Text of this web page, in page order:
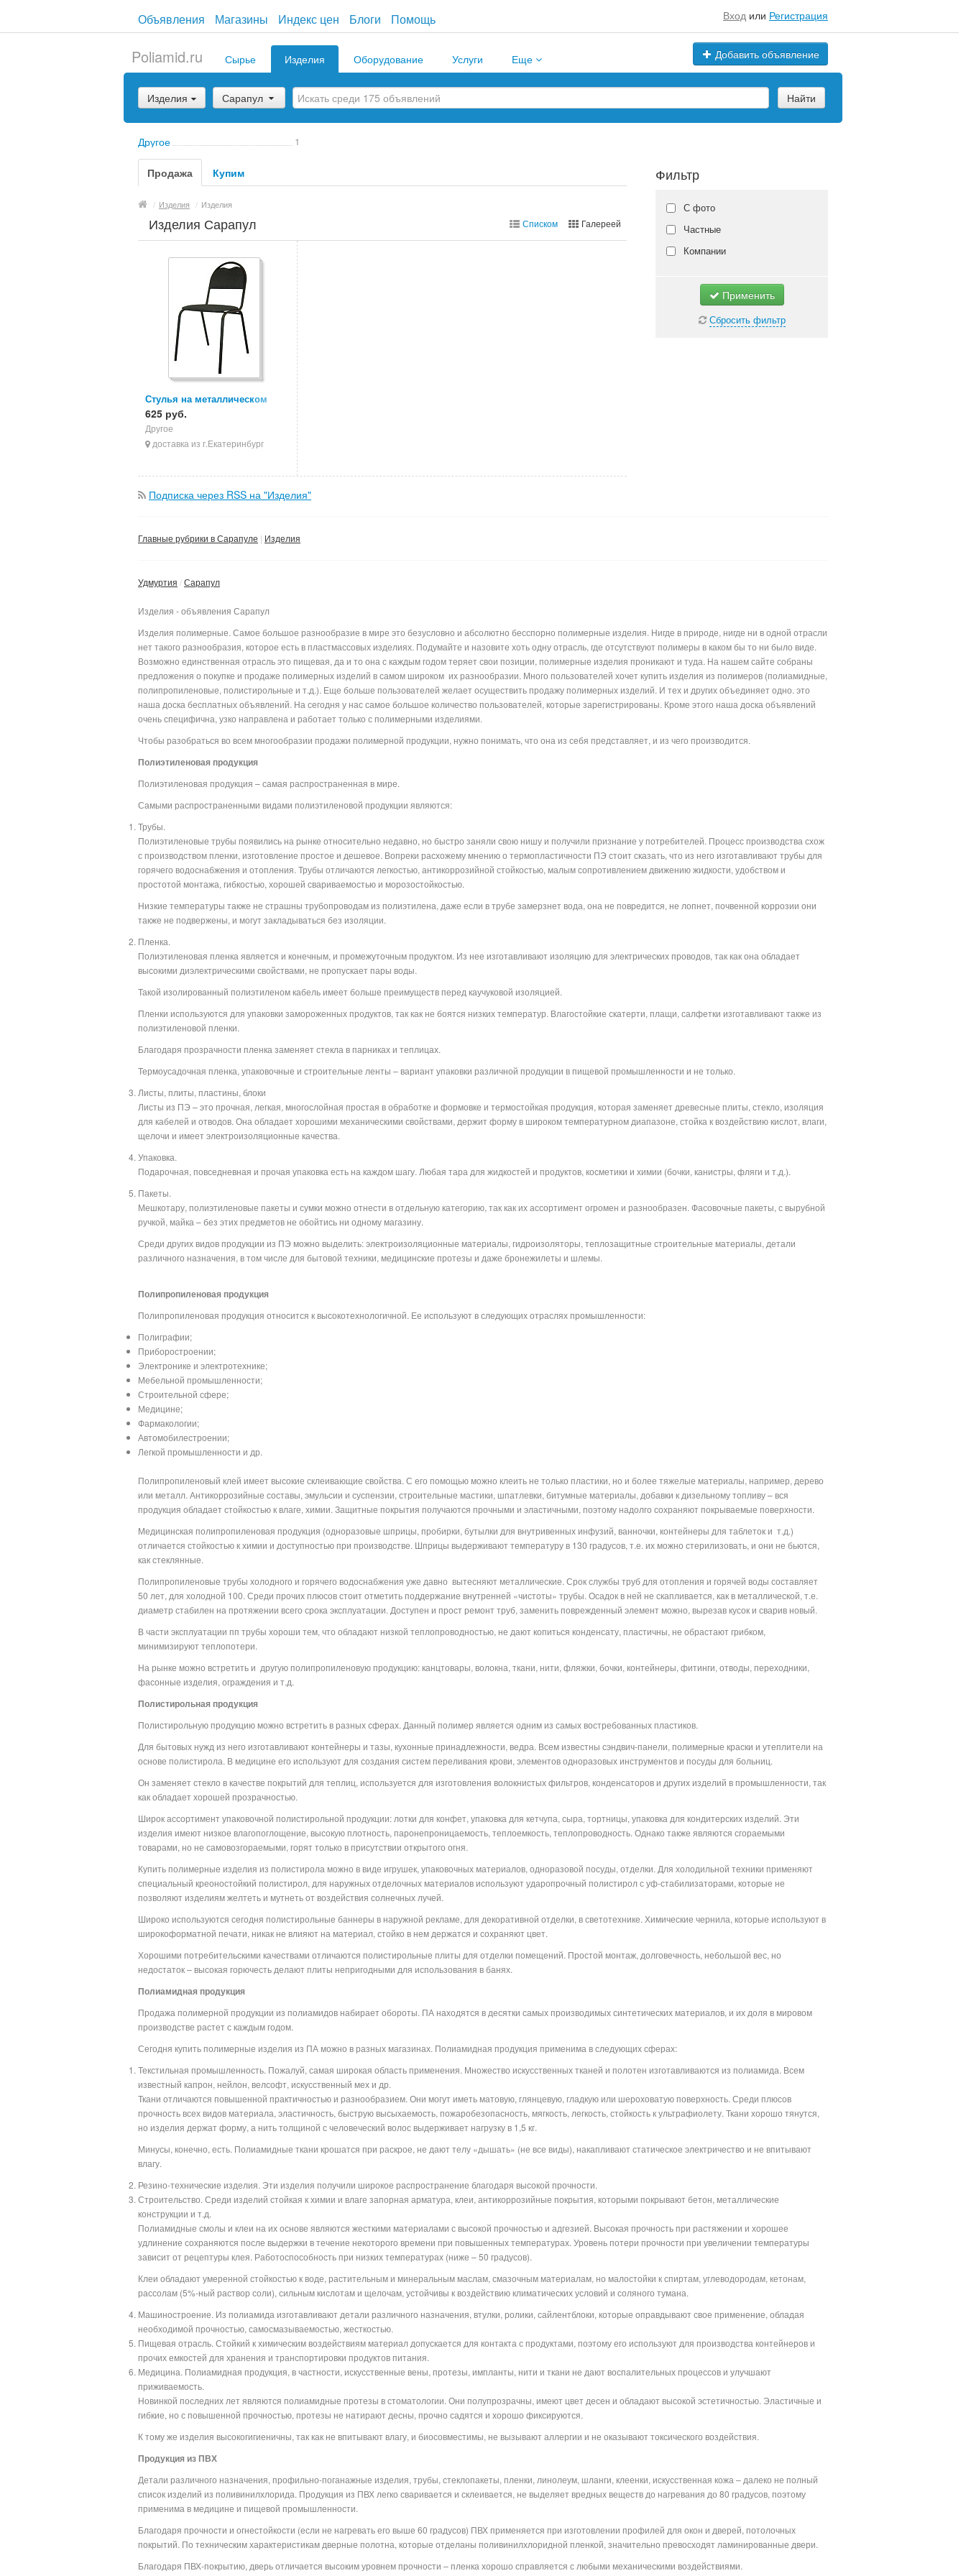
Объявления Магазины Индекс цен Блоги Помощь Вход или Регистрация
Добавить объявление
Poliamid.ru Сырье Изделия Оборудование Услуги Еще
Изделия Сарапул Найти
Другое 1
Продажа Купим
/ Изделия / Изделия
Изделия Сарапул Списком Галереей
Стулья на металлическом
каркасе, стулья ИЗО, стулья
для персонала
625 руб.
Другое
доставка из г.Екатеринбург
Подписка через RSS на "Изделия"
Фильтр
С фото
Частные
Компании
Применить
Сбросить фильтр
Главные рубрики в Сарапуле Изделия
Удмуртия Сарапул
Изделия - объявления Сарапул
Изделия полимерные. Самое большое разнообразие в мире это безусловно и абсолютно бесспорно полимерные изделия. Нигде в природе, нигде ни в одной отрасли
нет такого разнообразия, которое есть в пластмассовых изделиях. Подумайте и назовите хоть одну отрасль, где отсутствуют полимеры в каком бы то ни было виде.
Возможно единственная отрасль это пищевая, да и то она с каждым годом теряет свои позиции, полимерные изделия проникают и туда. На нашем сайте собраны
предложения о покупке и продаже полимерных изделий в самом широком их разнообразии. Много пользователей хочет купить изделия из полимеров (полиамидные,
полипропиленовые, полистирольные и т.д.). Еще больше пользователей желает осуществить продажу полимерных изделий. И тех и других объединяет одно. это
наша доска бесплатных объявлений. На сегодня у нас самое большое количество пользователей, которые зарегистрированы. Кроме этого наша доска объявлений
очень специфична, узко направлена и работает только с полимерными изделиями.
Чтобы разобраться во всем многообразии продажи полимерной продукции, нужно понимать, что она из себя представляет, и из чего производится.
Полиэтиленовая продукция
Полиэтиленовая продукция – самая распространенная в мире.
Самыми распространенными видами полиэтиленовой продукции являются:
Трубы.
Полиэтиленовые трубы появились на рынке относительно недавно, но быстро заняли свою нишу и получили признание у потребителей. Процесс производства схож
с производством пленки, изготовление простое и дешевое. Вопреки расхожему мнению о термопластичности ПЭ стоит сказать, что из него изготавливают трубы для
горячего водоснабжения и отопления. Трубы отличаются легкостью, антикоррозийной стойкостью, малым сопротивлением движению жидкости, удобством и
простотой монтажа, гибкостью, хорошей свариваемостью и морозостойкостью.
Низкие температуры также не страшны трубопроводам из полиэтилена, даже если в трубе замерзнет вода, она не повредится, не лопнет, почвенной коррозии они
также не подвержены, и могут закладываться без изоляции.
Пленка.
Полиэтиленовая пленка является и конечным, и промежуточным продуктом. Из нее изготавливают изоляцию для электрических проводов, так как она обладает
высокими диэлектрическими свойствами, не пропускает пары воды.
Такой изолированный полиэтиленом кабель имеет больше преимуществ перед каучуковой изоляцией.
Пленки используются для упаковки замороженных продуктов, так как не боятся низких температур. Влагостойкие скатерти, плащи, салфетки изготавливают также из
полиэтиленовой пленки.
Благодаря прозрачности пленка заменяет стекла в парниках и теплицах.
Термоусадочная пленка, упаковочные и строительные ленты – вариант упаковки различной продукции в пищевой промышленности и не только.
Листы, плиты, пластины, блоки
Листы из ПЭ – это прочная, легкая, многослойная простая в обработке и формовке и термостойкая продукция, которая заменяет древесные плиты, стекло, изоляция
для кабелей и отводов. Она обладает хорошими механическими свойствами, держит форму в широком температурном диапазоне, стойка к воздействию кислот, влаги,
щелочи и имеет электроизоляционные качества.
Упаковка.
Подарочная, повседневная и прочая упаковка есть на каждом шагу. Любая тара для жидкостей и продуктов, косметики и химии (бочки, канистры, фляги и т.д.).
Пакеты.
Мешкотару, полиэтиленовые пакеты и сумки можно отнести в отдельную категорию, так как их ассортимент огромен и разнообразен. Фасовочные пакеты, с вырубной
ручкой, майка – без этих предметов не обойтись ни одному магазину.
Среди других видов продукции из ПЭ можно выделить: электроизоляционные материалы, гидроизоляторы, теплозащитные строительные материалы, детали
различного назначения, в том числе для бытовой техники, медицинские протезы и даже бронежилеты и шлемы.
Полипропиленовая продукция
Полипропиленовая продукция относится к высокотехнологичной. Ее используют в следующих отраслях промышленности:
Полиграфии;
Приборостроении;
Электронике и электротехнике;
Мебельной промышленности;
Строительной сфере;
Медицине;
Фармакологии;
Автомобилестроении;
Легкой промышленности и др.
Полипропиленовый клей имеет высокие склеивающие свойства. С его помощью можно клеить не только пластики, но и более тяжелые материалы, например, дерево
или металл. Антикоррозийные составы, эмульсии и суспензии, строительные мастики, шпатлевки, битумные материалы, добавки к дизельному топливу – вся
продукция обладает стойкостью к влаге, химии. Защитные покрытия получаются прочными и эластичными, поэтому надолго сохраняют покрываемые поверхности.
Медицинская полипропиленовая продукция (одноразовые шприцы, пробирки, бутылки для внутривенных инфузий, ванночки, контейнеры для таблеток и т.д.)
отличается стойкостью к химии и доступностью при производстве. Шприцы выдерживают температуру в 130 градусов, т.е. их можно стерилизовать, и они не бьются,
как стеклянные.
Полипропиленовые трубы холодного и горячего водоснабжения уже давно вытесняют металлические. Срок службы труб для отопления и горячей воды составляет
50 лет, для холодной 100. Среди прочих плюсов стоит отметить поддержание внутренней «чистоты» трубы. Осадок в ней не скапливается, как в металлической, т.е.
диаметр стабилен на протяжении всего срока эксплуатации. Доступен и прост ремонт труб, заменить поврежденный элемент можно, вырезав кусок и сварив новый.
В части эксплуатации пп трубы хороши тем, что обладают низкой теплопроводностью, не дают копиться конденсату, пластичны, не обрастают грибком,
минимизируют теплопотери.
На рынке можно встретить и другую полипропиленовую продукцию: канцтовары, волокна, ткани, нити, фляжки, бочки, контейнеры, фитинги, отводы, переходники,
фасонные изделия, ограждения и т.д.
Полистирольная продукция
Полистирольную продукцию можно встретить в разных сферах. Данный полимер является одним из самых востребованных пластиков.
Для бытовых нужд из него изготавливают контейнеры и тазы, кухонные принадлежности, ведра. Всем известны сэндвич-панели, полимерные краски и утеплители на
основе полистирола. В медицине его используют для создания систем переливания крови, элементов одноразовых инструментов и посуды для больниц.
Он заменяет стекло в качестве покрытий для теплиц, используется для изготовления волокнистых фильтров, конденсаторов и других изделий в промышленности, так
как обладает хорошей прозрачностью.
Широк ассортимент упаковочной полистирольной продукции: лотки для конфет, упаковка для кетчупа, сыра, тортницы, упаковка для кондитерских изделий. Эти
изделия имеют низкое влагопоглощение, высокую плотность, паронепроницаемость, теплоемкость, теплопроводность. Однако также являются сгораемыми
товарами, но не самовозгораемыми, горят только в присутствии открытого огня.
Купить полимерные изделия из полистирола можно в виде игрушек, упаковочных материалов, одноразовой посуды, отделки. Для холодильной техники применяют
специальный креоностойкий полистирол, для наружных отделочных материалов используют ударопрочный полистирол с уф-стабилизаторами, которые не
позволяют изделиям желтеть и мутнеть от воздействия солнечных лучей.
Широко используются сегодня полистирольные баннеры в наружной рекламе, для декоративной отделки, в светотехнике. Химические чернила, которые используют в
широкоформатной печати, никак не влияют на материал, стойко в нем держатся и сохраняют цвет.
Хорошими потребительскими качествами отличаются полистирольные плиты для отделки помещений. Простой монтаж, долговечность, небольшой вес, но
недостаток – высокая горючесть делают плиты непригодными для использования в банях.
Полиамидная продукция
Продажа полимерной продукции из полиамидов набирает обороты. ПА находятся в десятки самых производимых синтетических материалов, и их доля в мировом
производстве растет с каждым годом.
Сегодня купить полимерные изделия из ПА можно в разных магазинах. Полиамидная продукция применима в следующих сферах:
Текстильная промышленность. Пожалуй, самая широкая область применения. Множество искусственных тканей и полотен изготавливаются из полиамида. Всем
известный капрон, нейлон, велсофт, искусственный мех и др.
Ткани отличаются повышенной практичностью и разнообразием. Они могут иметь матовую, глянцевую, гладкую или шероховатую поверхность. Среди плюсов
прочность всех видов материала, эластичность, быструю высыхаемость, пожаробезопасность, мягкость, легкость, стойкость к ультрафиолету. Ткани хорошо тянутся,
но изделия держат форму, а нить толщиной с человеческий волос выдерживает нагрузку в 1,5 кг.
Минусы, конечно, есть. Полиамидные ткани крошатся при раскрое, не дают телу «дышать» (не все виды), накапливают статическое электричество и не впитывают
влагу.
Резино-технические изделия. Эти изделия получили широкое распространение благодаря высокой прочности.
Строительство. Среди изделий стойкая к химии и влаге запорная арматура, клеи, антикоррозийные покрытия, которыми покрывают бетон, металлические
конструкции и т.д.
Полиамидные смолы и клеи на их основе являются жесткими материалами с высокой прочностью и адгезией. Высокая прочность при растяжении и хорошее
удлинение сохраняются после выдержки в течение некоторого времени при повышенных температурах. Уровень потери прочности при увеличении температуры
зависит от рецептуры клея. Работоспособность при низких температурах (ниже – 50 градусов).
Клеи обладают умеренной стойкостью к воде, растительным и минеральным маслам, смазочным материалам, но малостойки к спиртам, углеводородам, кетонам,
рассолам (5%-ный раствор соли), сильным кислотам и щелочам, устойчивы к воздействию климатических условий и соляного тумана.
Машиностроение. Из полиамида изготавливают детали различного назначения, втулки, ролики, сайлентблоки, которые оправдывают свое применение, обладая
необходимой прочностью, самосмазываемостью, жесткостью.
Пищевая отрасль. Стойкий к химическим воздействиям материал допускается для контакта с продуктами, поэтому его используют для производства контейнеров и
прочих емкостей для хранения и транспортировки продуктов питания.
Медицина. Полиамидная продукция, в частности, искусственные вены, протезы, импланты, нити и ткани не дают воспалительных процессов и улучшают
приживаемость.
Новинкой последних лет являются полиамидные протезы в стоматологии. Они полупрозрачны, имеют цвет десен и обладают высокой эстетичностью. Эластичные и
гибкие, но с повышенной прочностью, протезы не натирают десны, прочно садятся и хорошо фиксируются.
К тому же изделия высокогигиеничны, так как не впитывают влагу, и биосовместимы, не вызывают аллергии и не оказывают токсического воздействия.
Продукция из ПВХ
Детали различного назначения, профильно-поганажные изделия, трубы, стеклопакеты, пленки, линолеум, шланги, клеенки, искусственная кожа – далеко не полный
список изделий из поливинилхлорида. Продукция из ПВХ легко сваривается и склеивается, не выделяет вредных веществ до нагревания до 80 градусов, поэтому
применима в медицине и пищевой промышленности.
Благодаря прочности и огнестойкости (если не нагревать его выше 60 градусов) ПВХ применяется при изготовлении профилей для окон и дверей, потолочных
покрытий. По техническим характеристикам дверные полотна, которые отделаны поливинилхлоридной пленкой, значительно превосходят ламинированные двери.
Благодаря ПВХ-покрытию, дверь отличается высоким уровнем прочности – пленка хорошо справляется с любыми механическими воздействиями.